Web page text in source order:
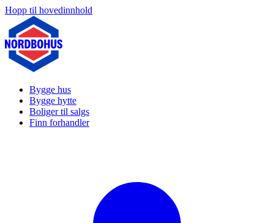
Hopp til hovedinnhold
Bygge hus
Bygge hytte
Boliger til salgs
Finn forhandler